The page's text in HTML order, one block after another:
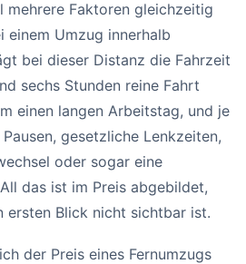
mehrere Faktoren gleichzeitig
einem Umzug innerhalb
bei dieser Distanz die Fahrzeit
sechs Stunden reine Fahrt
einen langen Arbeitstag, und je
gesetzliche Lenkzeiten,
oder sogar eine
das ist im Preis abgebildet,
ersten Blick nicht sichtbar ist.
der Preis eines Fernumzugs